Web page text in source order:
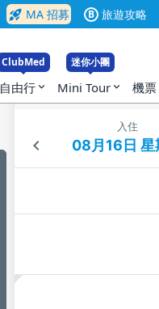
rocket_launch MA 招募 B 旅遊攻略
ClubMed
自由行 expand_more
迷你小團
Mini Tour expand_more 機票
入住